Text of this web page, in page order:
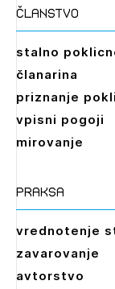
članstvo
stalno
članarina
priznanje
vpisni pogoji
mirovanje
praksa
vrednotenje
zavarovanje
avtorstvo